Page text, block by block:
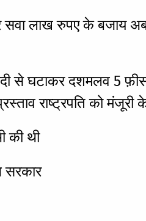
सवा लाख रुपए के बजाय
से घटाकर दशमलव 5
राष्ट्रपति को मंजूरी
की थी
सरकार